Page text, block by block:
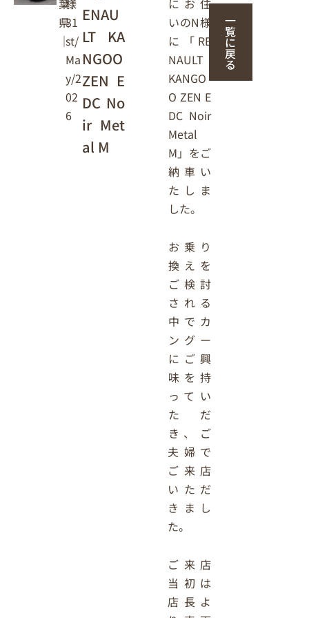
葉
県
｜
様
31
st/
Ma
y/2
02
6
ENAU
LT KA
NGOO
ZEN E
DC No
ir Met
al M
にお住
いのN様
に「RE
NAULT
KANGO
O ZEN E
DC Noir
Metal
M」をご
納車い
たしま
した。
お乗り
換えを
ご検討
される
中でカ
ングー
にご興
味を持
ってい
ただ
き、ご
夫婦で
ご来店
いただ
きまし
た。
ご来店
当初は
店長よ
一
覧
に
戻
る